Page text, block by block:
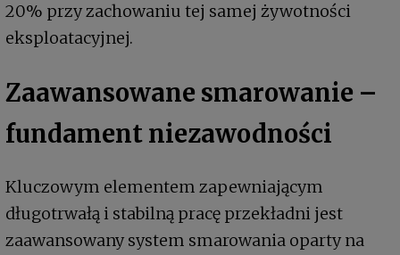
20% przy zachowaniu tej samej żywotności
eksploatacyjnej.
Zaawansowane smarowanie –
fundament niezawodności
Kluczowym elementem zapewniającym
długotrwałą i stabilną pracę przekładni jest
zaawansowany system smarowania oparty na